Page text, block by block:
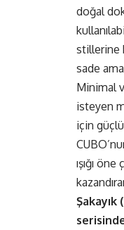
doğal
stillerine
sade
Minimal
isteyen
için
ışığı
Şakayık